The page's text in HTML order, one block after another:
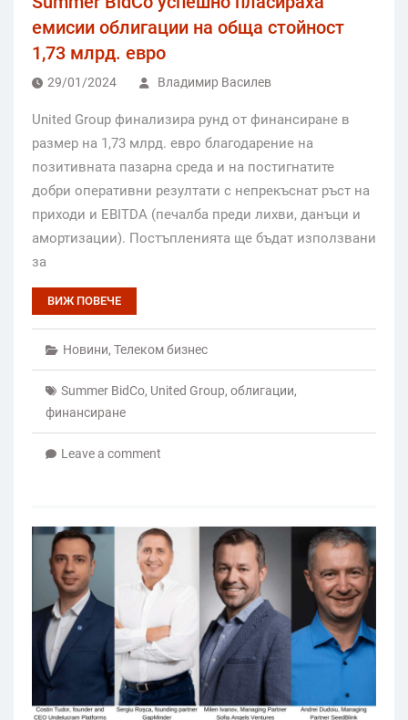
емисии облигации на обща стойност
1,73 млрд. евро
29/01/2024 Владимир Василев
United Group финализира рунд от финансиране в
размер на 1,73 млрд. евро благодарение на
позитивната пазарна среда и на постигнатите
добри оперативни резултати с непрекъснат ръст на
приходи и EBITDA (печалба преди лихви, данъци и
амортизации). Постъпленията ще бъдат използвани
за
ВИЖ ПОВЕЧЕ
Новини, Телеком бизнес
Summer BidCo, United Group, облигации,
финансиране
Leave a comment